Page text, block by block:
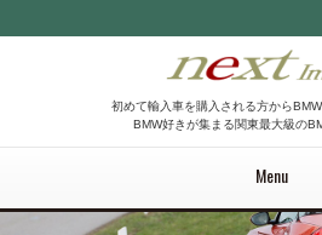
初めて輸入車を購入される方から
BMW好きが集まる関東最大級の
Menu